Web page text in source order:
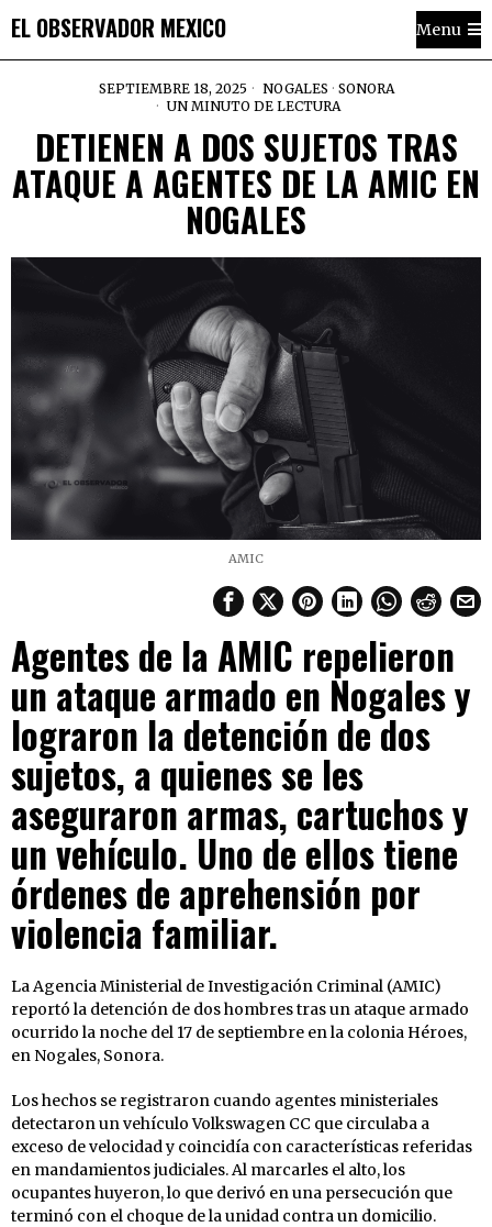
EL OBSERVADOR MEXICO Menu
SEPTIEMBRE 18, 2025 NOGALES · SONORA
UN MINUTO DE LECTURA
DETIENEN A DOS SUJETOS TRAS
ATAQUE A AGENTES DE LA AMIC EN
NOGALES
AMIC
Agentes de la AMIC repelieron
un ataque armado en Nogales y
lograron la detención de dos
sujetos, a quienes se les
aseguraron armas, cartuchos y
un vehículo. Uno de ellos tiene
órdenes de aprehensión por
violencia familiar.
La Agencia Ministerial de Investigación Criminal (AMIC)
reportó la detención de dos hombres tras un ataque armado
ocurrido la noche del 17 de septiembre en la colonia Héroes,
en Nogales, Sonora.
Los hechos se registraron cuando agentes ministeriales
detectaron un vehículo Volkswagen CC que circulaba a
exceso de velocidad y coincidía con características referidas
en mandamientos judiciales. Al marcarles el alto, los
ocupantes huyeron, lo que derivó en una persecución que
terminó con el choque de la unidad contra un domicilio.